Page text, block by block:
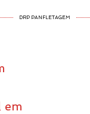
DRP PANFLETAGEM
em